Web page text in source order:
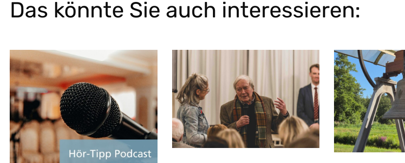
Das könnte Sie auch interessieren: